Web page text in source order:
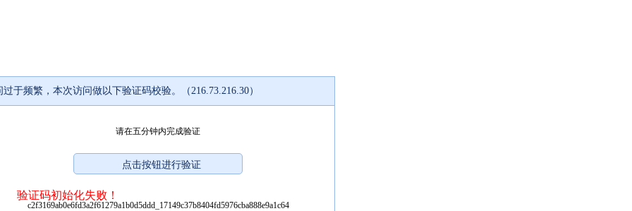
过于频繁，本次访问做以下验证码校验。（216.73.216.30）
请在五分钟内完成验证
验证码初始化失败！
c2f3169ab0e6fd3a2f61279a1b0d5ddd_17149c37b8404fd5976cba888e9a1c64